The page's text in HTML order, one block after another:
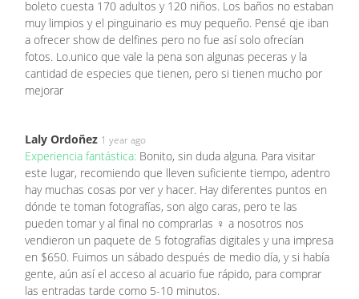
boleto cuesta 170 adultos y 120 niños. Los baños no estaban
muy limpios y el pinguinario es muy pequeño. Pensé qje iban
a ofrecer show de delfines pero no fue así solo ofrecían
fotos. Lo.unico que vale la pena son algunas peceras y la
cantidad de especies que tienen, pero si tienen mucho por
mejorar
Laly Ordoñez 1 year ago
Experiencia fantástica: Bonito, sin duda alguna. Para visitar
este lugar, recomiendo que lleven suficiente tiempo, adentro
hay muchas cosas por ver y hacer. Hay diferentes puntos en
dónde te toman fotografías, son algo caras, pero te las
pueden tomar y al final no comprarlas ‍♀️ a nosotros nos
vendieron un paquete de 5 fotografías digitales y una impresa
en $650. Fuimos un sábado después de medio día, y si había
gente, aún así el acceso al acuario fue rápido, para comprar
las entradas tarde como 5-10 minutos.